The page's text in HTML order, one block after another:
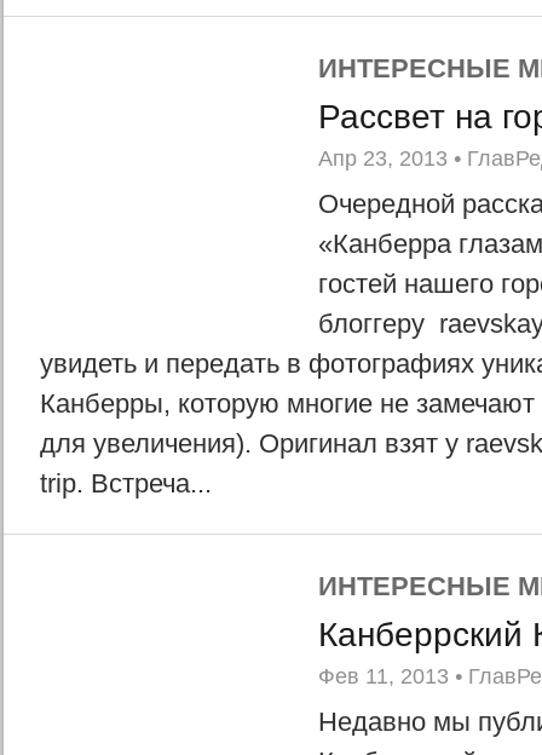
ИНТЕРЕСНЫЕ
Рассвет на
Апр 23, 2013 •
Очередной
«Канберра
гостей нашего
блоггеру
увидеть и передать в фотографиях
Канберры, которую многие не
для увеличения). Оригинал взят у
trip. Встреча...
ИНТЕРЕСНЫЕ
Канберрский
Фев 11, 2013 •
Недавно мы